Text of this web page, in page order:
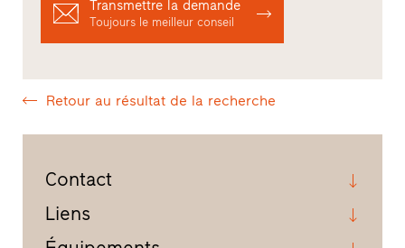
Transmettre la demande
Toujours le meilleur conseil
Retour au résultat de la recherche
Contact
Liens